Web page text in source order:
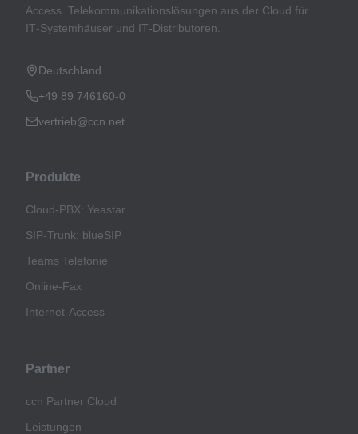
Access. Telekommunikationslösungen aus der Cloud für
IT‑Systemhäuser und IT‑Distributoren.
Deutschland
+49 89 746160-0
vertrieb@ccn.net
Produkte
Cloud-PBX: Yeastar
SIP-Trunk: blueSIP
Teams Telefonie
Online-Fax
Internet-Access
Partner
ccn Partner Cloud
Leistungen